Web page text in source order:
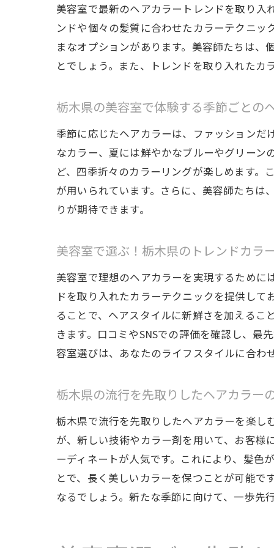
美
美
美容室で最新のヘアカラートレンドを取り
ンドや個々の髪質に合わせたカラーテクニ
まなオプションがあります。美容師たちは
とでしょう。また、トレンドを取り入れた
栃木県の美容室で体験する季節ごとの
季節に応じたヘアカラーは、ファッション
なカラー、夏には鮮やかなブルーやグリー
ど、四季折々のカラーリングが楽しめます
が用いられています。さらに、美容師たち
りが期待できます。
美容室で選ぶ！栃木県のトレンドカラ
美容室で理想のヘアカラーを実現するため
ドを取り入れたカラーテクニックを提供し
ることで、ヘアスタイルに新鮮さを加える
きます。口コミやSNSでの評価を確認し、
容室選びは、あなたのライフスタイルに合わ
栃木県の流行を先取りしたヘアカラー
栃木県で流行を先取りしたヘアカラーを楽し
が、新しい技術やカラー剤を用いて、お客
ーディネートが人気です。これにより、髪色
とで、長く美しいカラーを保つことが可能
なるでしょう。新たな季節に向けて、一歩